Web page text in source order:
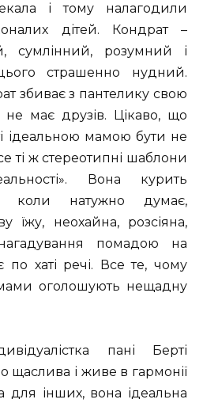
і тому налагодили
дітей. Кондрат –
сумлінний, розумний і
страшенно нудний.
збиває з пантелику свою
має друзів. Цікаво, що
ідеальною мамою бути не
ті ж стереотипні шаблони
Вона курить
коли натужно думає,
їжу, неохайна, розсіяна,
помадою на
по хаті речі. Все те, чому
оголошують нещадну
пані Берті
щаслива і живе в гармонії
для інших, вона ідеальна